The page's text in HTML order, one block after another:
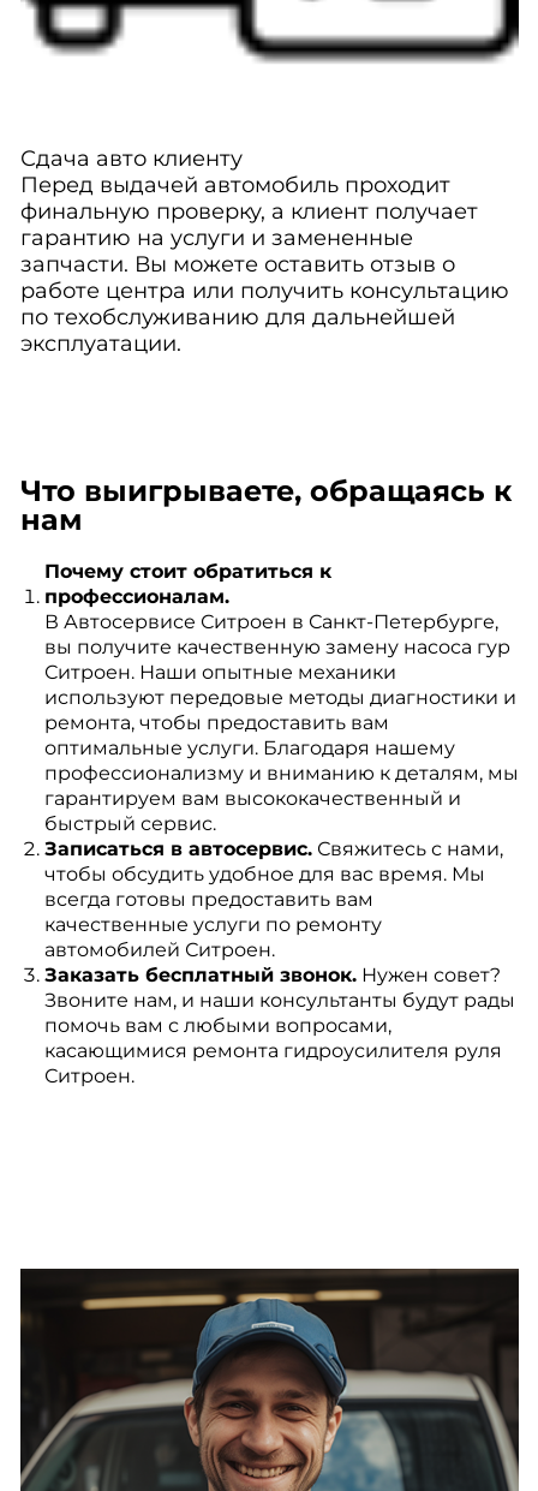
Сдача авто клиенту
Перед выдачей автомобиль проходит
финальную проверку, а клиент получает
гарантию на услуги и замененные
запчасти. Вы можете оставить отзыв о
работе центра или получить консультацию
по техобслуживанию для дальнейшей
эксплуатации.
Что выигрываете, обращаясь к
нам
Почему стоит обратиться к
профессионалам.
В Автосервисе Ситроен в Санкт-Петербурге,
вы получите качественную замену насоса гур
Ситроен. Наши опытные механики
используют передовые методы диагностики и
ремонта, чтобы предоставить вам
оптимальные услуги. Благодаря нашему
профессионализму и вниманию к деталям, мы
гарантируем вам высококачественный и
быстрый сервис.
Записаться в автосервис.Свяжитесь с нами,
чтобы обсудить удобное для вас время. Мы
всегда готовы предоставить вам
качественные услуги по ремонту
автомобилей Ситроен.
Заказать бесплатный звонок.Нужен совет?
Звоните нам, и наши консультанты будут рады
помочь вам с любыми вопросами,
касающимися ремонта гидроусилителя руля
Ситроен.